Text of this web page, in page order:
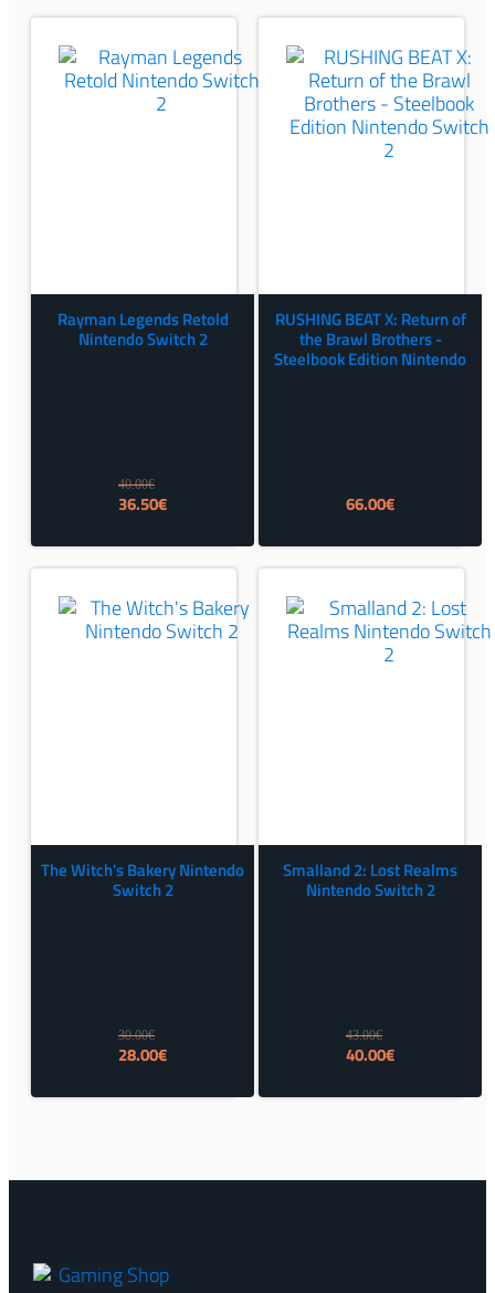
Rayman Legends Retold
Nintendo Switch 2
40.00€
Izvorna
bila
je:
36.50€Trenutna
je:
36.50€.
RUSHING BEAT X: Return of
the Brawl Brothers -
Steelbook Edition Nintendo
66.00€
The Witch's Bakery Nintendo
Switch 2
30.00€
Izvorna
bila
28.00€Trenutna
je:
Smalland 2: Lost Realms
Nintendo Switch 2
43.00€
Izvorna
bila
40.00€Trenutna
je: